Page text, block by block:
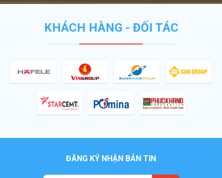
KHÁCH HÀNG - ĐỐI TÁC
ĐĂNG KÝ NHẬN BẢN TIN